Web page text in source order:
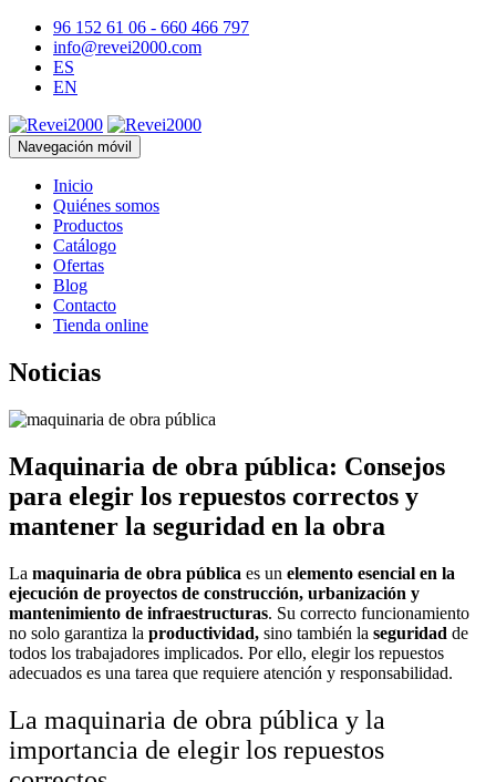
96 152 61 06 - 660 466 797
info@revei2000.com
ES
EN
Navegación móvil
Inicio
Quiénes somos
Productos
Catálogo
Ofertas
Blog
Contacto
Tienda online
Noticias
Maquinaria de obra pública: Consejos
para elegir los repuestos correctos y
mantener la seguridad en la obra
La maquinaria de obra pública es un elemento esencial en la
ejecución de proyectos de construcción, urbanización y
mantenimiento de infraestructuras. Su correcto funcionamiento
no solo garantiza la productividad, sino también la seguridad de
todos los trabajadores implicados. Por ello, elegir los repuestos
adecuados es una tarea que requiere atención y responsabilidad.
La maquinaria de obra pública y la
importancia de elegir los repuestos